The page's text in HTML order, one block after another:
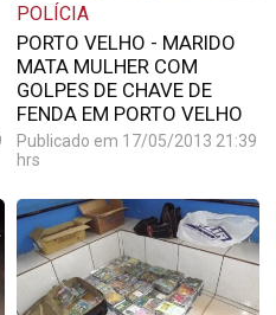
POLÍCIA
PORTO VELHO - MARIDO
MATA MULHER COM
GOLPES DE CHAVE DE
FENDA EM PORTO VELHO
Publicado em 17/05/2013 21:39
hrs